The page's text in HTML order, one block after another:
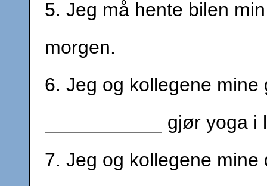
5. Jeg må hente bilen
morgen.
6. Jeg og kollegene
gjør yoga i
7. Jeg og kollegene